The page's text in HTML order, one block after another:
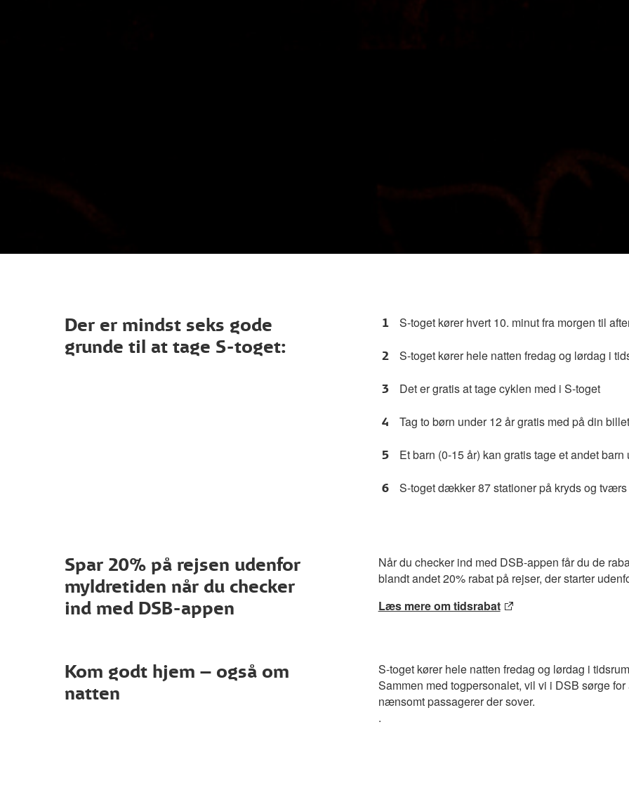
Der er mindst seks gode
grunde til at tage S-toget:
S-toget kører hvert 10. minut fra morgen til
S-toget kørerhele natten fredag og lørdag i
Det er gratis at tage cyklen med i S-toget
Tag to børn under 12 år gratis med på din
Et barn (0-15 år) kan gratis tage et andet
S-toget dækker 87 stationer på kryds og
Spar 20% på rejsen udenfor
myldretiden når du checker
ind med DSB-appen
Når du checker ind med DSB-appen får du de
blandt andet 20% rabat på rejser, der starter
Læs mere om tidsrabat
Kom godt hjem – også om
natten
S-toget kører hele natten fredag og lørdag i
Sammen med togpersonalet, vil vi i DSB sørge
nænsomt passagerer der sover.
.